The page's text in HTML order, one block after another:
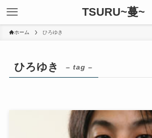
TSURU~蔓~
ホーム ひろゆき
ひろゆき – tag –